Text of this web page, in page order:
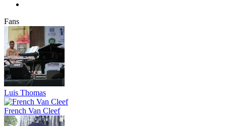
Fans
Luis Thomas
French Van Cleef